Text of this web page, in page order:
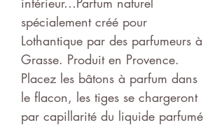
spécialement créé pour
Lothantique par des parfumeurs à
Grasse. Produit en Provence.
Placez les bâtons à parfum dans
le flacon, les tiges se chargeront
par capillarité du liquide parfumé